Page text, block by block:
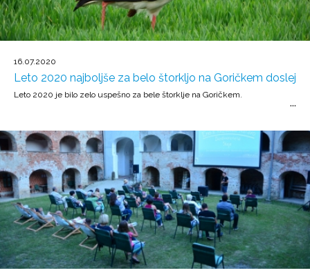
16.07.2020
Leto 2020 najboljše za belo štorkljo na Goričkem doslej
Leto 2020 je bilo zelo uspešno za bele štorklje na Goričkem.